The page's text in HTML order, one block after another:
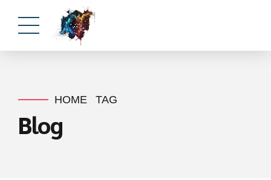
HOME TAG
Blog